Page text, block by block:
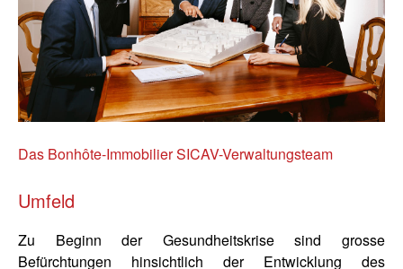
Das Bonhôte-Immobilier SICAV-Verwaltungsteam
Umfeld
Zu Beginn der Gesundheitskrise sind grosse
Befürchtungen hinsichtlich der Entwicklung des